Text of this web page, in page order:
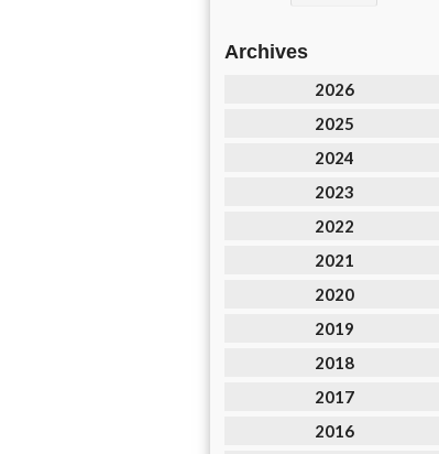
Archives
2026
2025
2024
2023
2022
2021
2020
2019
2018
2017
2016